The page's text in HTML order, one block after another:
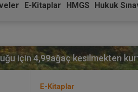
E-Kitaplar HMGS Hukuk
için4,99ağaç kesilmekten
E-Kitaplar